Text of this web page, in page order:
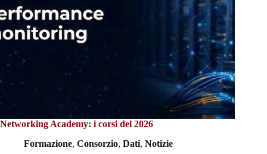
Networking Academy: i corsi del 2026
Formazione, Consorzio, Dati, Notizie